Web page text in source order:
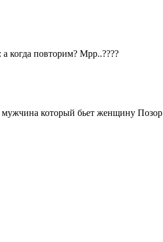
когда повторим? Мрр..????
мужчина который бьет женщину Позор